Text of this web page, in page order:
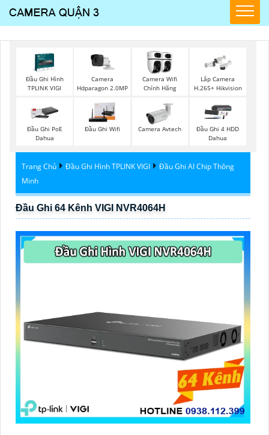
Đầu Ghi Hình
TPLINK VIGI
Camera
Hdparagon 2.0MP
Camera Wifi
Chính Hãng
Lắp Camera
H.265+ Hikvision
Đầu Ghi PoE
Dahua
Đầu Ghi Wifi Camera Avtech
Đầu Ghi 4 HDD
Dahua
Trang Chủ Đầu Ghi Hình TPLINK VIGI
Đầu Ghi AI Chip Thông
Minh
Đầu Ghi 64 Kênh VIGI NVR4064H